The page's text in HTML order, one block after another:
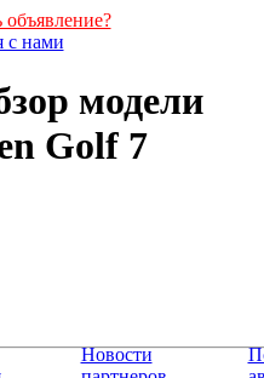
объявление?
с нами
модели
Golf 7
Новости